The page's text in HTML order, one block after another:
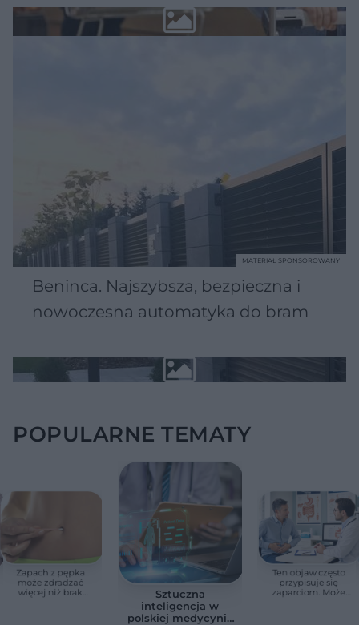
Beninca. Najszybsza, bezpieczna i
nowoczesna automatyka do bram
MATERIAŁ SPONSOROWANY
POPULARNE TEMATY
Zapach z pępka
może zdradzać
więcej niż brak
Sztuczna
inteligencja w
polskiej medycynie
Ten objaw często
przypisuje się
zaparciom. Może